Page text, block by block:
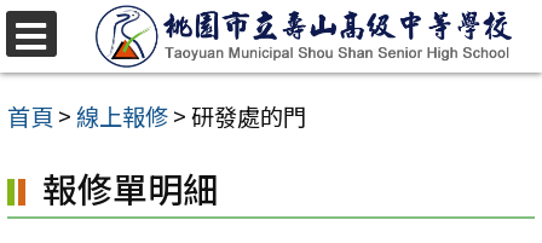
跳
至
主
內
容
首頁 >線上報修>研發處的門
報修單明細
選
單